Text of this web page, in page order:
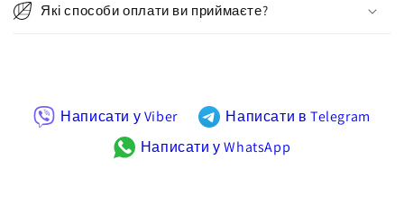
Які способи оплати ви приймаєте?
Написати у Viber
Написати в Telegram
Написати у WhatsApp